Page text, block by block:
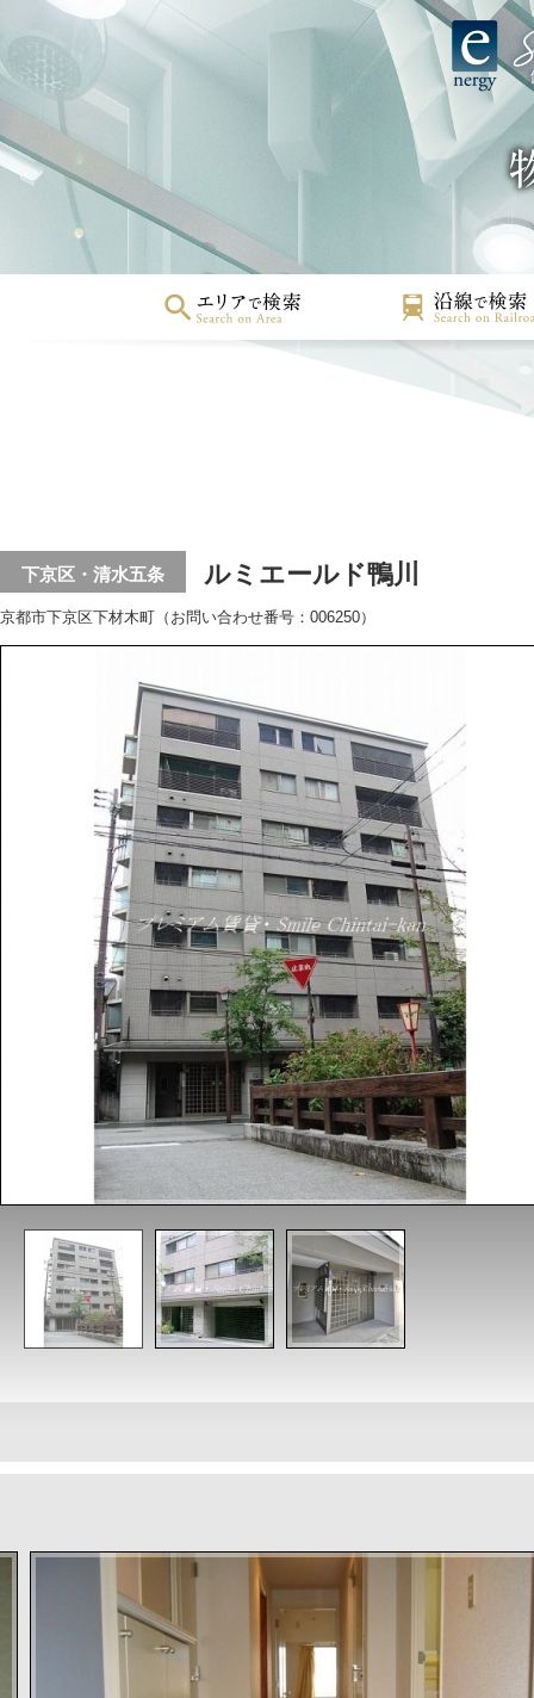
下京区・清水五条 ルミエールド鴨川
京都市下京区下材木町（お問い合わせ番号：006250）